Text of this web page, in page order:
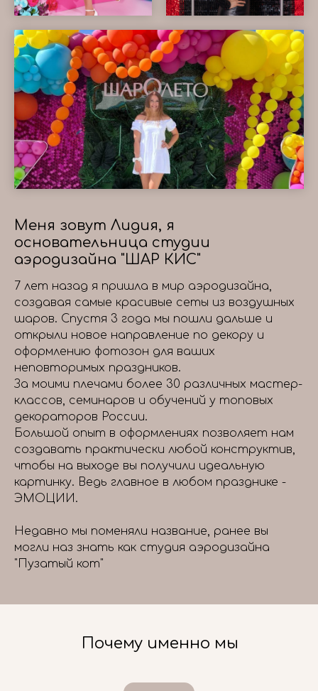
Меня зовут Лидия, я
основательница студии
аэродизайна "ШАР КИС"
7 лет назад я пришла в мир аэродизайна,
создавая самые красивые сеты из воздушных
шаров. Спустя 3 года мы пошли дальше и
открыли новое направление по декору и
оформлению фотозон для ваших
неповторимых праздников.
За моими плечами более 30 различных мастер-
классов, семинаров и обучений у топовых
декораторов России.
Большой опыт в оформлениях позволяет нам
создавать практически любой конструктив,
чтобы на выходе вы получили идеальную
картинку. Ведь главное в любом празднике -
ЭМОЦИИ.
Недавно мы поменяли название, ранее вы
могли наз знать как студия аэродизайна
"Пузатый кот"
Почему именно мы